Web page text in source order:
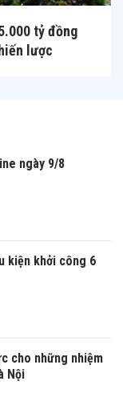
tỷ đồng
lược
ngày 9/8
kiện khởi công 6
cho những nhiệm
Nội